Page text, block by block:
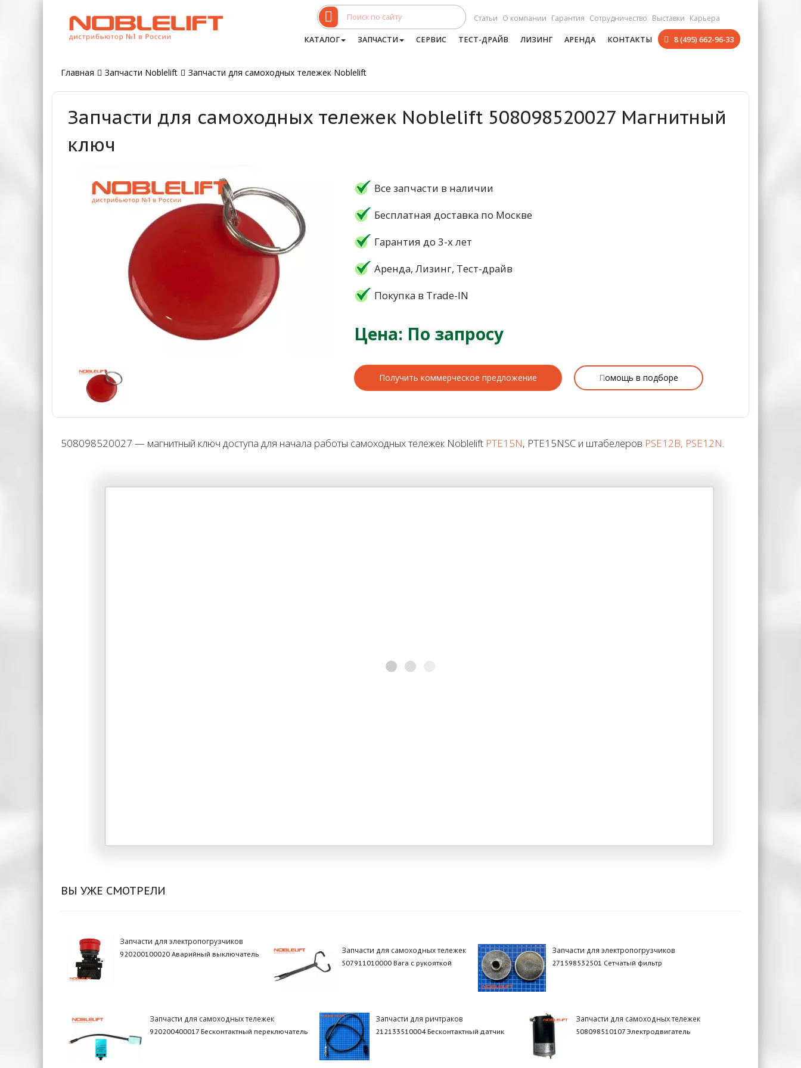
Статьи О компании Гарантия Сотрудничество Выставки Карьера
КАТАЛОГ ЗАПЧАСТИ СЕРВИС ТЕСТ-ДРАЙВ ЛИЗИНГ АРЕНДА КОНТАКТЫ 8 (495) 662-96-33
Главная Запчасти Noblelift Запчасти для самоходных тележек Noblelift
Запчасти для самоходных тележек Noblelift 508098520027 Магнитный
ключ
Все запчасти в наличии
Бесплатная доставка по Москве
Гарантия до 3-х лет
Аренда, Лизинг, Тест-драйв
Покупка в Trade-IN
Цена: По запросу
Получить коммерческое предложение Помощь в подборе
508098520027 — магнитный ключ доступа для начала работы самоходных тележек Noblelift PTE15N, PTE15NSC и штабелеров PSE12B, PSE12N.
ВЫ УЖЕ СМОТРЕЛИ
Запчасти для электропогрузчиков
920200100020 Аварийный выключатель Запчасти для самоходных тележек
507911010000 Вага с рукояткой
Запчасти для электропогрузчиков
271598532501 Сетчатый фильтр
Запчасти для самоходных тележек
920200400017 Бесконтактный переключатель
Запчасти для ричтраков
212133510004 Бесконтактный датчик
Запчасти для самоходных тележек
508098510107 Электродвигатель